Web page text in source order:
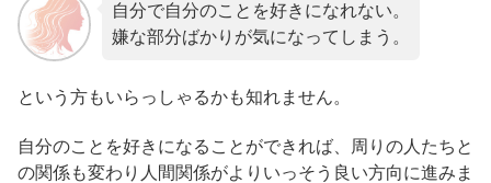
自分で自分のことを好きになれない。
嫌な部分ばかりが気になってしまう。
という方もいらっしゃるかも知れません。
自分のことを好きになることができれば、周りの人たちと
の関係も変わり人間関係がよりいっそう良い方向に進みま